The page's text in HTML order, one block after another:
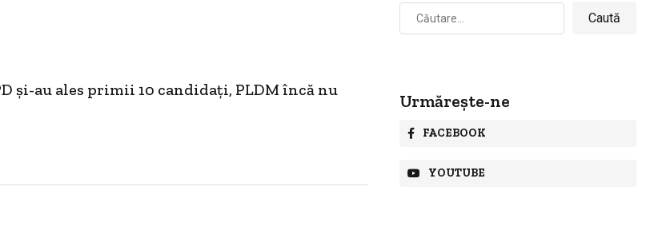
şi-au ales primii 10 candidaţi, PLDM încă nu
Caută
după:
Urmărește-ne
FACEBOOK
YOUTUBE